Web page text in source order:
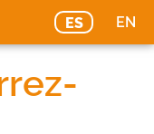
ES EN